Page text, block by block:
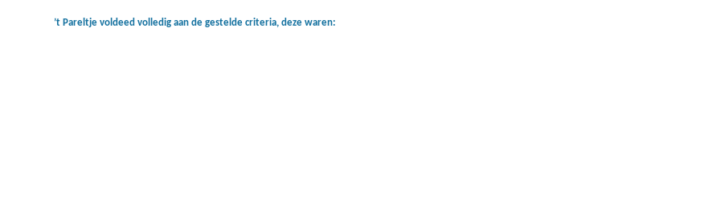
’t Pareltje voldeed volledig aan de gestelde criteria, deze waren: